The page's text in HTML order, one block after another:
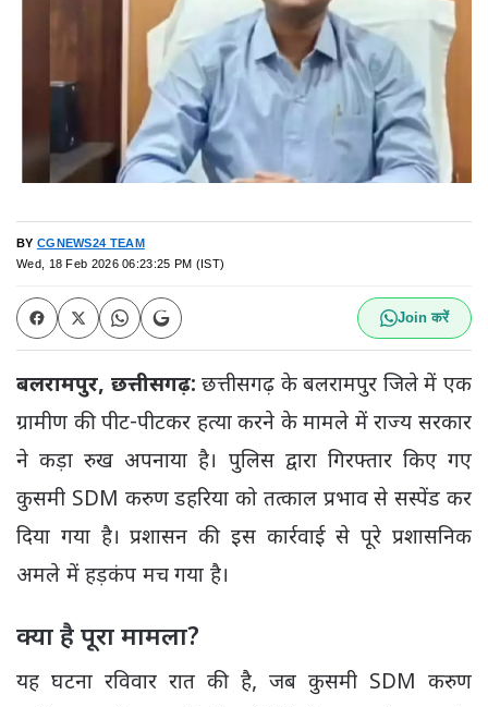
BY CGNEWS24 TEAM
Wed, 18 Feb 2026 06:23:25 PM (IST)
Join करें
बलरामपुर, छत्तीसगढ़: छत्तीसगढ़ के बलरामपुर जिले में एक
ग्रामीण की पीट-पीटकर हत्या करने के मामले में राज्य सरकार
ने कड़ा रुख अपनाया है। पुलिस द्वारा गिरफ्तार किए गए
कुसमी SDM करुण डहरिया को तत्काल प्रभाव से सस्पेंड कर
दिया गया है। प्रशासन की इस कार्रवाई से पूरे प्रशासनिक
अमले में हड़कंप मच गया है।
क्या है पूरा मामला?
यह घटना रविवार रात की है, जब कुसमी SDM करुण